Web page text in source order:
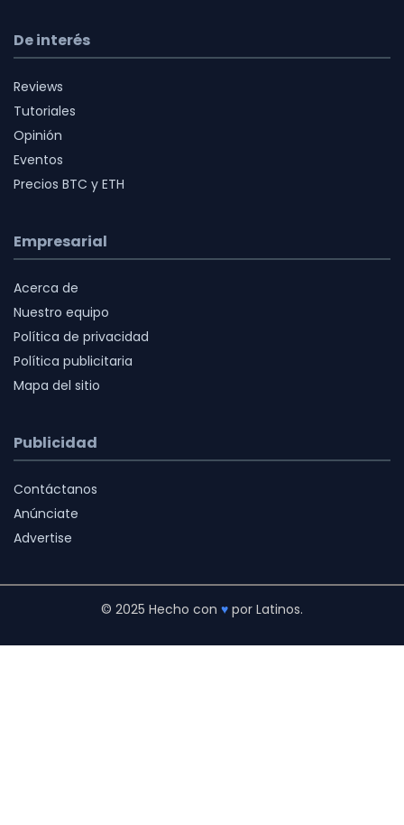
De interés
Reviews
Tutoriales
Opinión
Eventos
Precios BTC y ETH
Empresarial
Acerca de
Nuestro equipo
Política de privacidad
Política publicitaria
Mapa del sitio
Publicidad
Contáctanos
Anúnciate
Advertise
© 2025 Hecho con ♥ por Latinos.